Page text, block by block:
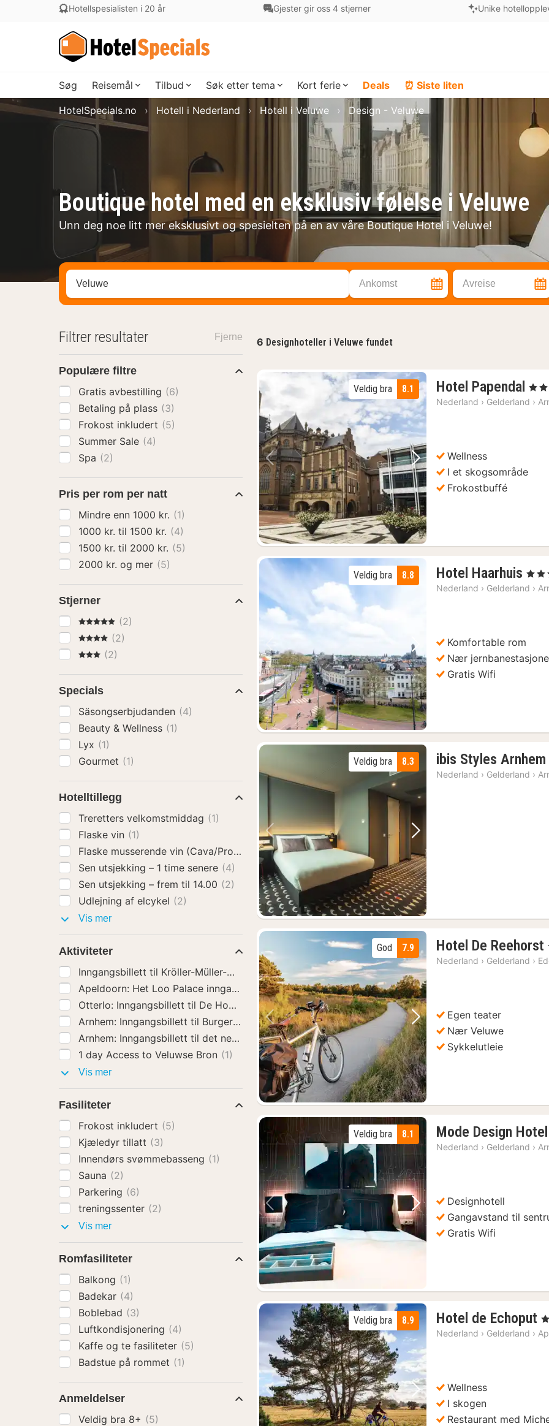
Hotellspesialisten i 20 år Gjester gir oss 4 stjerner Unike
Søg Reisemål Tilbud Søk etter tema Kort ferie Deals ⏰ Siste liten
Boutique hotel med en eksklusiv følelse i Veluwe
Unn deg noe litt mer eksklusivt og spesielten på en av våre Boutique Hotel i Veluwe!
HotelSpecials.no Hotell i Nederland Hotell i Veluwe Design - Veluwe
Søk hotell, region eller by Ankomst Avreise
6 Designhoteller i Veluwe fundet
Forrige bilde Neste bilde
8.1
Veldig bra Hotel Papendal 1
, 4
Nederland › Gelderland ›
Wellness
I et skogsområde
Frokostbuffé
Forrige bilde Neste bilde
8.8
Veldig bra Hotel Haarhuis 1
natt
, 5
Nederland › Gelderland ›
Komfortable rom
Nær
Gratis Wifi
Forrige bilde Neste bilde
8.3
Veldig bra ibis Styles
Nederland › Gelderland ›
Forrige bilde Neste bilde
7.9
God Hotel De Reehorst
Nederland › Gelderland ›
Egen teater
Nær Veluwe
Sykkelutleie
Forrige bilde Neste bilde
8.1
Veldig bra Mode Design
Nederland › Gelderland ›
Designhotell
Gangavstand til
Gratis Wifi
Forrige bilde Neste bilde
8.9
Veldig bra Hotel de Echoput 1
,
Nederland › Gelderland ›
Wellness
I skogen
Restaurant med
Filtrer resultater Fjerne
Populære filtre
Gratis avbestilling (6)
Betaling på plass (3)
Frokost inkludert (5)
Summer Sale (4)
Spa (2)
Pris per rom per natt
Mindre enn 1000 kr. (1)
1000 kr. til 1500 kr. (4)
1500 kr. til 2000 kr. (5)
2000 kr. og mer (5)
Stjerner
5 Stjerner(2)
4 Stjerner
(2)
3 Stjerner
(2)
Specials
Säsongserbjudanden (4)
Beauty & Wellness (1)
Lyx (1)
Gourmet (1)
Hotelltillegg
Treretters velkomstmiddag (1)
Flaske vin (1)
Flaske musserende vin (Cava/Prosecco)(2)
Sen utsjekking – 1 time senere (4)
Sen utsjekking – frem til 14.00 (2)
Udlejning af elcykel (2)
Vis merHotelltillegg
Aktiviteter
Inngangsbillett til Kröller-Müller-museet(4)
Apeldoorn: Het Loo Palace inngangsbillett(1)
Otterlo: Inngangsbillett til De Hoge Veluwe nasjonalpark(6)
Arnhem: Inngangsbillett til Burgers' Zoo(4)
Arnhem: Inngangsbillett til det nederlandske friluftsmuseet
1 day Access to Veluwse Bron (1)
Vis merAktiviteter
Fasiliteter
Frokost inkludert (5)
Kjæledyr tillatt (3)
Innendørs svømmebasseng (1)
Sauna (2)
Parkering (6)
treningssenter (2)
Vis merFasiliteter
Romfasiliteter
Balkong (1)
Badekar (4)
Boblebad (3)
Luftkondisjonering (4)
Kaffe og te fasiliteter (5)
Badstue på rommet (1)
Anmeldelser
Veldig bra 8+ (5)